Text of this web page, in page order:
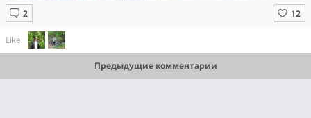
Like:
Предыдущие комментарии